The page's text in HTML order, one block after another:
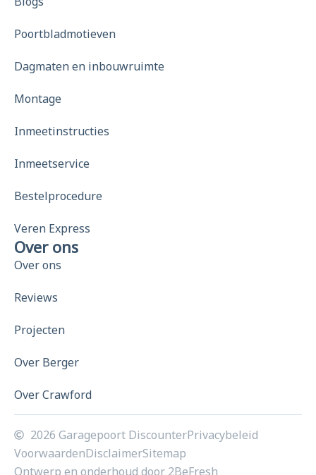
Poortbladmotieven
Dagmaten en inbouwruimte
Montage
Inmeetinstructies
Inmeetservice
Bestelprocedure
Veren Express
Over ons
Over ons
Reviews
Projecten
Over Berger
Over Crawford
2026 Garagepoort DiscounterPrivacybeleid
VoorwaardenDisclaimerSitemap
Ontwerp en onderhoud door 2BeFresh